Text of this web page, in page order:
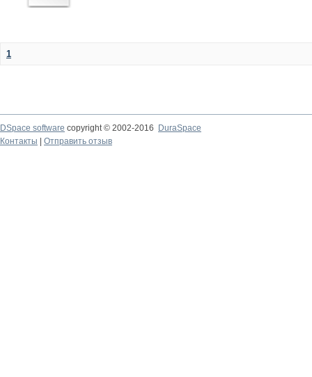
1
DSpace software copyright © 2002-2016
DuraSpace
Контакты
Отправить отзыв